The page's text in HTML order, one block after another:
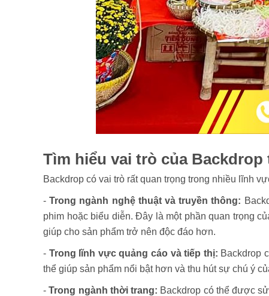
Tìm hiểu vai trò của
Backdrop có vai trò rất quan trọng trong nhiều lĩnh
-Trong ngành nghệ thuật và truyền thông:
phim hoặc biểu diễn. Đây là một phần quan trọng
giúp cho sản phẩm trở nên độc đáo hơn.
- Trong lĩnh vực quảng cáo và tiếp thị: Backdrop
thể giúp sản phẩm nổi bật hơn và thu hút sự chú ý
-Trong ngành thời trang: Backdrop có thể được